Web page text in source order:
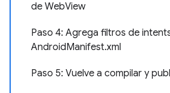
de WebView
Paso 4: Agrega filtros de
AndroidManifest.xml
Paso 5: Vuelve a compilar y